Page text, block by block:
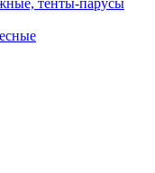
тенты-парусы